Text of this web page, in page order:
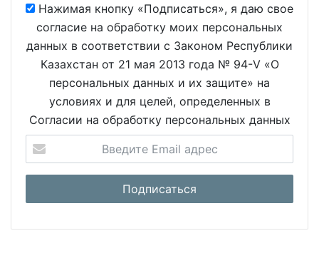
Нажимая кнопку «Подписаться», я даю свое
согласие на обработку моих персональных
данных в соответствии с Законом Республики
Казахстан от 21 мая 2013 года № 94-V «О
персональных данных и их защите» на
условиях и для целей, определенных в
Согласии на обработку персональных данных